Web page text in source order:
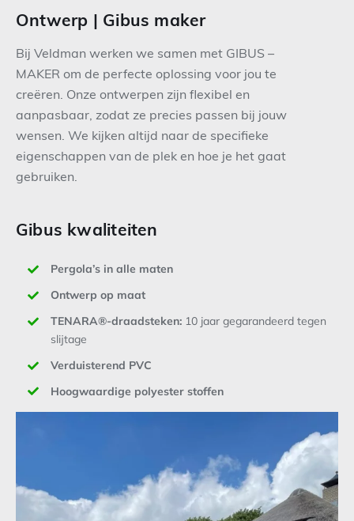
Ontwerp | Gibus maker
Bij Veldman werken we samen met GIBUS –
MAKER om de perfecte oplossing voor jou te
creëren. Onze ontwerpen zijn flexibel en
aanpasbaar, zodat ze precies passen bij jouw
wensen. We kijken altijd naar de specifieke
eigenschappen van de plek en hoe je het gaat
gebruiken.
Gibus kwaliteiten
Pergola’s in alle maten
Ontwerp op maat
TENARA®-draadsteken:10 jaar gegarandeerd tegen
slijtage
Verduisterend PVC
Hoogwaardige polyester stoffen